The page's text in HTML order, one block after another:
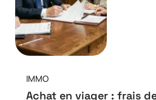
IMMO
Achat en viager : frais